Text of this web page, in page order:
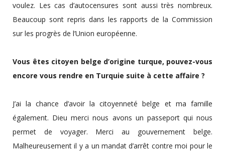
voulez. Les cas d’autocensures sont aussi très nombreux.
Beaucoup sont repris dans les rapports de la Commission
sur les progrès de l’Union européenne.
Vous êtes citoyen belge d’origine turque, pouvez-vous
encore vous rendre en Turquie suite à cette affaire ?
J’ai la chance d’avoir la citoyenneté belge et ma famille
également. Dieu merci nous avons un passeport qui nous
permet de voyager. Merci au gouvernement belge.
Malheureusement il y a un mandat d’arrêt contre moi pour le